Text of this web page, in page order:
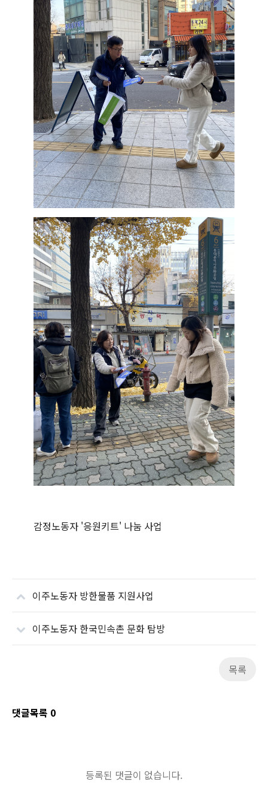
감정노동자 '응원키트' 나눔 사업
이주노동자 방한물품 지원사업
이주노동자 한국민속촌 문화 탐방
목록
댓글목록 0
등록된 댓글이 없습니다.